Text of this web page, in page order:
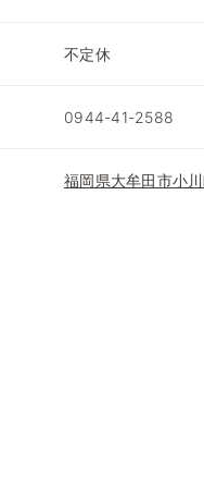
不定休
0944-41-2588
福岡県大牟田市小